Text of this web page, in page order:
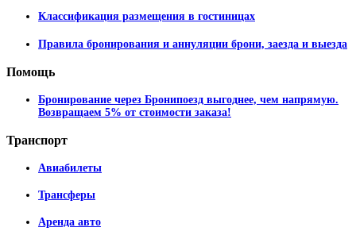
Классификация размещения в гостиницах
Правила бронирования и аннуляции брони, заезда и выезда
Помощь
Бронирование через Бронипоезд выгоднее, чем напрямую.
Возвращаем 5% от стоимости заказа!
Транспорт
Авиабилеты
Трансферы
Аренда авто